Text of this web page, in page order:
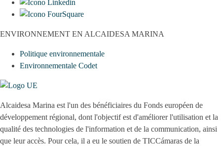
ENVIRONNEMENT EN ALCAIDESA MARINA
Politique environnementale
Environnementale Codet
Alcaidesa Marina est l'un des bénéficiaires du Fonds européen de
développement régional, dont l'objectif est d'améliorer l'utilisation et la
qualité des technologies de l'information et de la communication, ainsi
que leur accès. Pour cela, il a eu le soutien de TICCámaras de la